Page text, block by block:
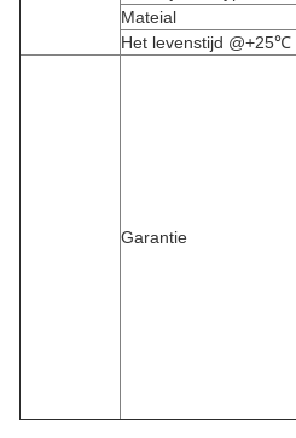
Mateial
Het levenstijd @+25℃
Garantie